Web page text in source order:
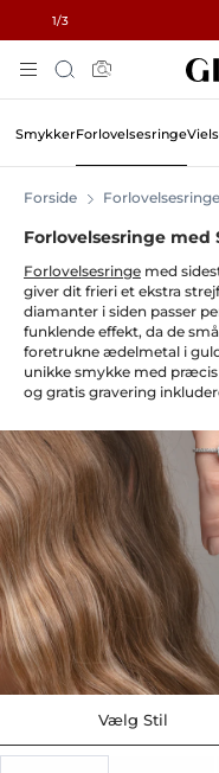
1/3 Gratis gaver ved
✓ 60-
To
Content
Søg
SmykkerForlovelsesringe
Forside Forlovelsesringe
Forlovelsesringe med
Forlovelsesringe med
giver dit frieri et ekstra
diamanter i siden passer
funklende effekt, da de
foretrukne ædelmetal i
unikke smykke med præcis
og gratis gravering
Vælg Stil